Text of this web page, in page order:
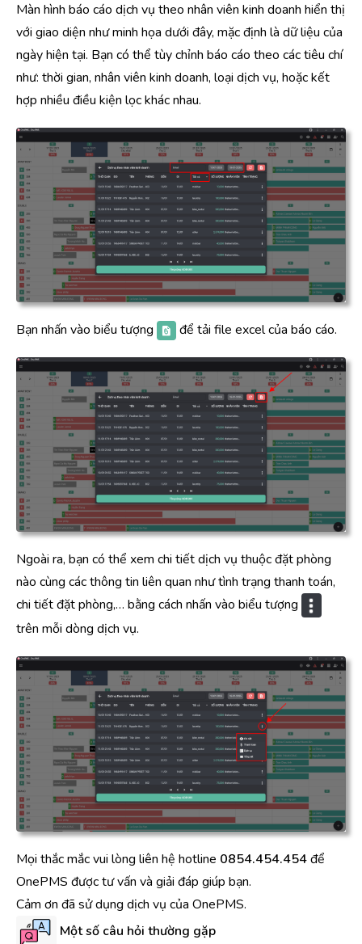
Màn hình báo cáo dịch vụ theo nhân viên kinh doanh hiển thị
với giao diện như minh họa dưới đây, mặc định là dữ liệu của
ngày hiện tại. Bạn có thể tùy chỉnh báo cáo theo các tiêu chí
như: thời gian, nhân viên kinh doanh, loại dịch vụ, hoặc kết
hợp nhiều điều kiện lọc khác nhau.
Bạn nhấn vào biểu tượng để tải file excel của báo cáo.
Ngoài ra, bạn có thể xem chi tiết dịch vụ thuộc đặt phòng
nào cùng các thông tin liên quan như tình trạng thanh toán,
chi tiết đặt phòng,… bằng cách nhấn vào biểu tượng
trên mỗi dòng dịch vụ.
Mọi thắc mắc vui lòng liên hệ hotline 0854.454.454để
OnePMS được tư vấn và giải đáp giúp bạn.
Cảm ơn đã sử dụng dịch vụ của OnePMS.
Một số câu hỏi thường gặp